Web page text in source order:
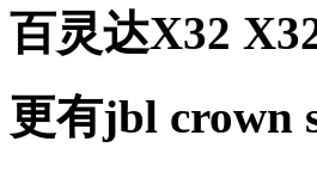
百灵达X32
更有jbl crown